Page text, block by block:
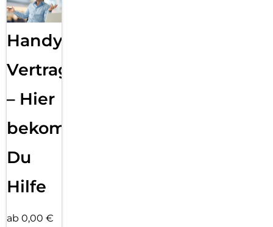
Handy
Vertragsabwicklung
– Hier
bekommst
Du
Hilfe
ab 0,00 €